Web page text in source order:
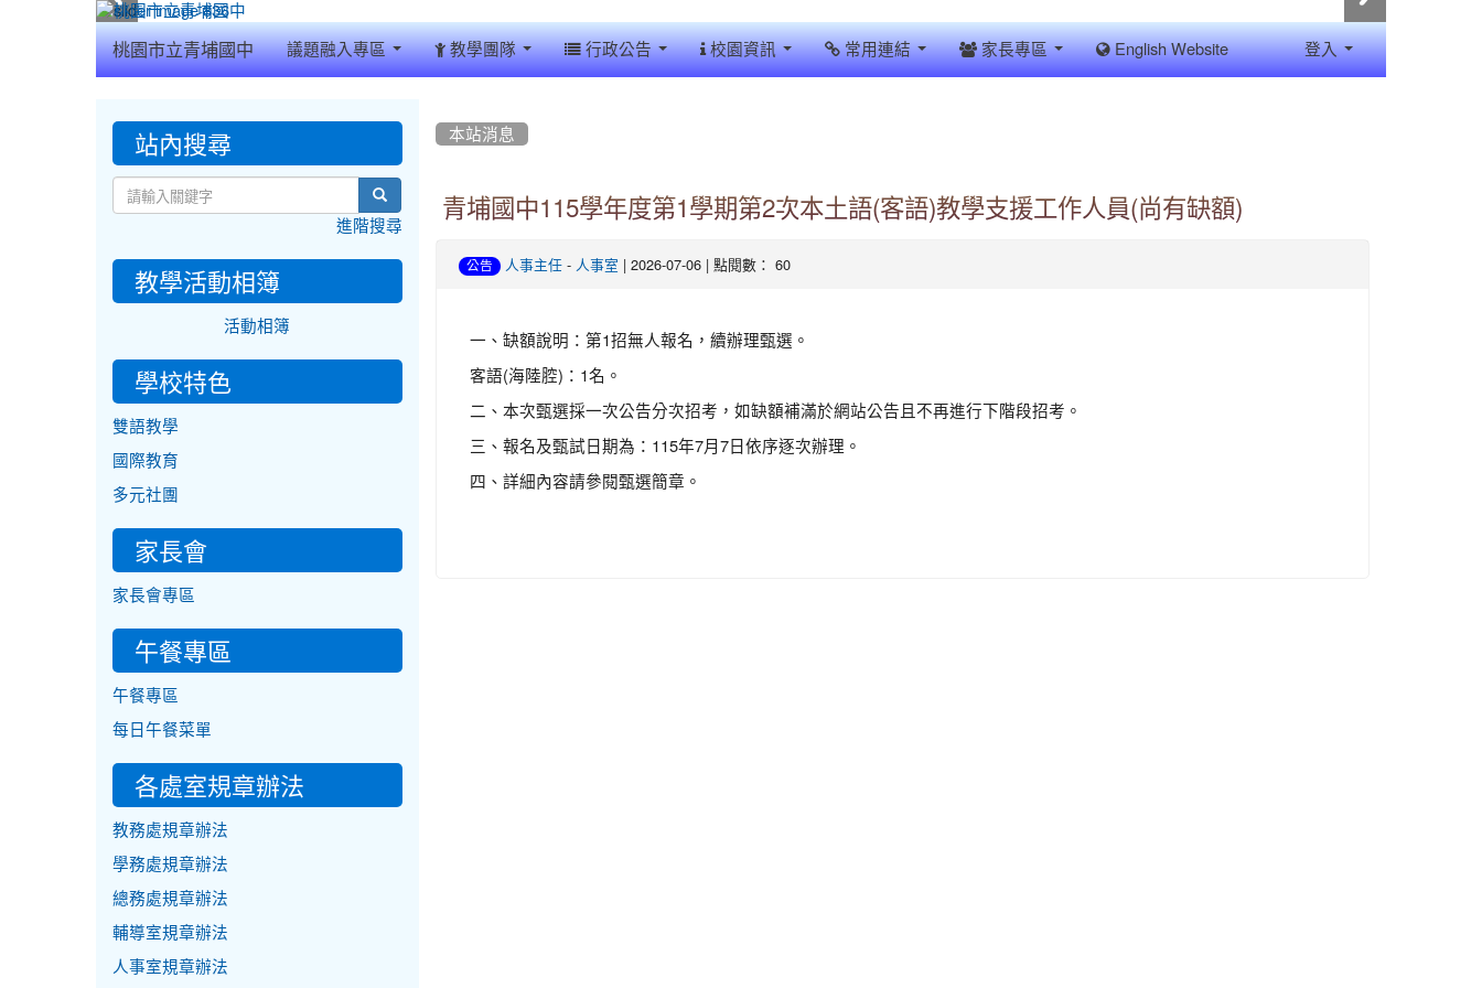
桃園市立青埔國中 議題融入專區 教學團隊 行政公告 校園資訊 常用連結 家長專區 English Website 登入
本站消息
青埔國中115學年度第1學期第2次本土語(客語)教學支援工作人員(尚有缺額)
公告 人事主任- 人事室 | 2026-07-06 | 點閱數： 60
一、缺額說明：第1招無人報名，續辦理甄選。
客語(海陸腔)：1名。
二、本次甄選採一次公告分次招考，如缺額補滿於網站公告且不再進行下階段招考。
三、報名及甄試日期為：115年7月7日依序逐次辦理。
四、詳細內容請參閱甄選簡章。
::: 站內搜尋
search
進階搜尋
教學活動相簿
活動相簿
學校特色
雙語教學
國際教育
多元社團
家長會
家長會專區
午餐專區
午餐專區
每日午餐菜單
各處室規章辦法
教務處規章辦法
學務處規章辦法
總務處規章辦法
輔導室規章辦法
人事室規章辦法